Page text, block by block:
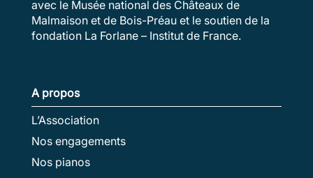
avec le Musée national des Châteaux de
Malmaison et de Bois-Préau et le soutien de la
fondation La Forlane – Institut de France.
A propos
L’Association
Nos engagements
Nos pianos